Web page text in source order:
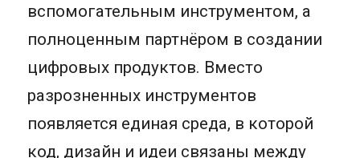
вспомогательным инструментом, а
полноценным партнёром в создании
цифровых продуктов. Вместо
разрозненных инструментов
появляется единая среда, в которой
код, дизайн и идеи связаны между